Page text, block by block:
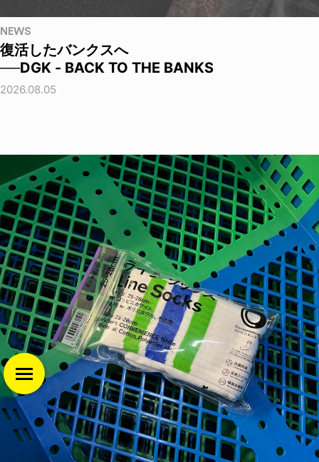
NEWS
復活したバンクスへ
──DGK - BACK TO THE BANKS
2026.08.05